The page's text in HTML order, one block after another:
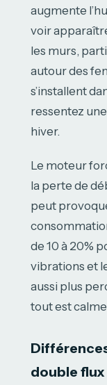
augmente
voir
les murs,
autour des
s’installent
ressentez
hiver.
Le moteur
la perte de
peut
de 10 à 20%
vibrations et
aussi plus
tout est
double